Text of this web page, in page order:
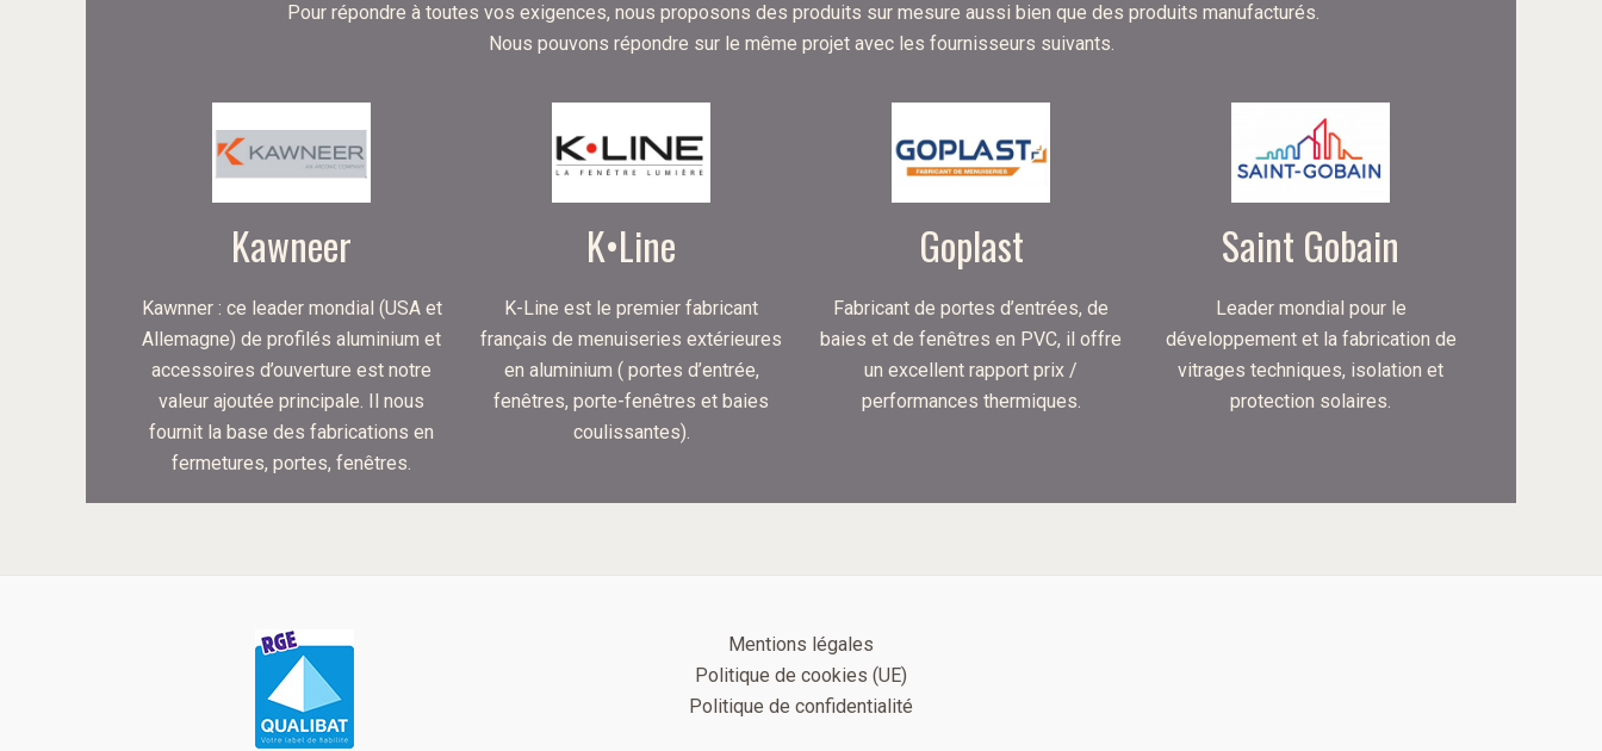
Pour répondre à toutes vos exigences, nous proposons des produits sur mesure aussi bien que des produits manufacturés.
Nous pouvons répondre sur le même projet avec les fournisseurs suivants.
Kawneer
Kawnner : ce leader mondial (USA et
Allemagne) de profilés aluminium et
accessoires d’ouverture est notre
valeur ajoutée principale. Il nous
fournit la base des fabrications en
fermetures, portes, fenêtres.
K•Line
K-Line est le premier fabricant
français de menuiseries extérieures
en aluminium ( portes d’entrée,
fenêtres, porte-fenêtres et baies
coulissantes).
Goplast
Fabricant de portes d’entrées, de
baies et de fenêtres en PVC, il offre
un excellent rapport prix /
performances thermiques.
Saint Gobain
Leader mondial pour le
développement et la fabrication de
vitrages techniques, isolation et
protection solaires.
Mentions légales
Politique de cookies (UE)
Politique de confidentialité